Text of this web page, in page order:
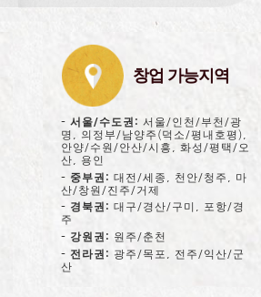
창업 가능지역
– 서울/수도권: 서울/인천/부천/광
명, 의정부/남양주(덕소/평내호평),
안양/수원/안산/시흥, 화성/평택/오
산, 용인
– 중부권: 대전/세종, 천안/청주, 마
산/창원/진주/거제
– 경북권: 대구/경산/구미, 포항/경
주
– 강원권: 원주/춘천
– 전라권: 광주/목포, 전주/익산/군
산